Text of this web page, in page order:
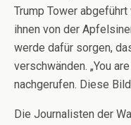
Trump Tower
ihnen von der
werde dafür sorgen,
verschwänden. „You
nachgerufen. Diese
Die Journalisten der